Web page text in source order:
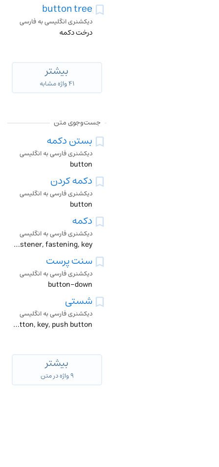
button tree
دیکشنری انگلیسی به فارسی
درخت دکمه
بیشتر
۴۱ واژه مشابه
جست‌وجوی متن
بستن دکمه
دیکشنری فارسی به انگلیسی
button
دکمه کردن
دیکشنری فارسی به انگلیسی
button
دکمه
دیکشنری فارسی به انگلیسی
button, fastener, fastening, key
سنت پرست
دیکشنری فارسی به انگلیسی
button-down
شستی
دیکشنری فارسی به انگلیسی
button, key, push button
بیشتر
۹ واژه در متن